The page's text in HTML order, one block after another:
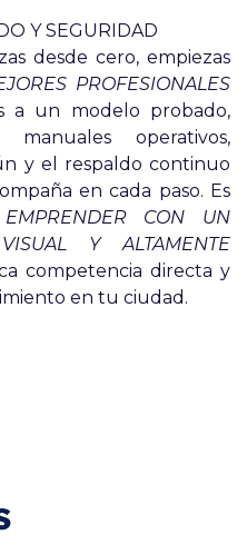
Y SEGURIDAD
desde cero, empiezas
PROFESIONALES
a un modelo probado,
manuales operativos,
y el respaldo continuo
en cada paso. Es
CON UN
Y ALTAMENTE
competencia directa y
en tu ciudad.